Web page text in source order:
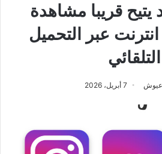
يتيح قريبا مشاهدة
انترنت عبر التحميل
التلقائي
7 أبريل، 2026